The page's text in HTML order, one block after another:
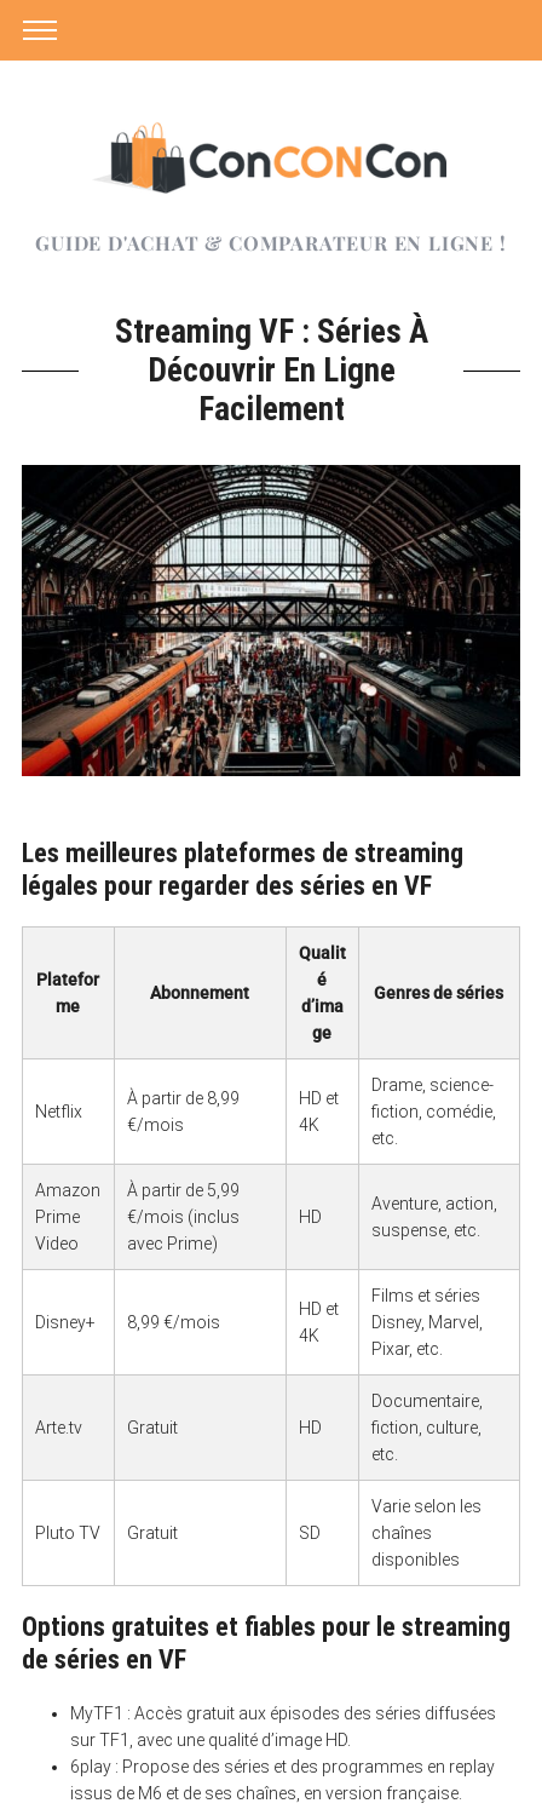
GUIDE D'ACHAT & COMPARATEUR EN LIGNE !
Streaming VF : Séries À
Découvrir En Ligne
Facilement
Les meilleures plateformes de streaming
légales pour regarder des séries en VF
Platefor
me
Abonnement
Qualit
é
d’ima
ge
Genres de séries
Netflix
À partir de 8,99
€/mois
HD et
4K
Drame, science-
fiction, comédie,
etc.
Amazon
Prime
Video
À partir de 5,99
€/mois (inclus
avec Prime)
HD
Aventure, action,
suspense, etc.
Disney+ 8,99 €/mois
HD et
4K
Films et séries
Disney, Marvel,
Pixar, etc.
Arte.tv Gratuit HD
Documentaire,
fiction, culture,
etc.
Pluto TV Gratuit SD
Varie selon les
chaînes
disponibles
Options gratuites et fiables pour le streaming
de séries en VF
MyTF1 : Accès gratuit aux épisodes des séries diffusées
sur TF1, avec une qualité d’image HD.
6play : Propose des séries et des programmes en replay
issus de M6 et de ses chaînes, en version française.